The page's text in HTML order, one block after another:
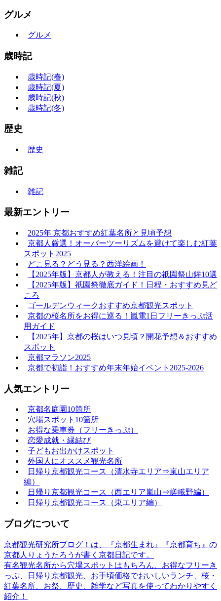
グルメ
グルメ
歳時記
歳時記(春)
歳時記(夏)
歳時記(秋)
歳時記(冬)
歴史
歴史
雑記
雑記
最新エントリー
2025年 京都おすすめ紅葉名所と見頃予想
京都人厳選！オーバーツーリズムを避けて楽しむ紅葉
スポット2025
どこ見る？どう見る？西洋絵画！
【2025年版】京都人が教える！注目の祇園祭山鉾10選
【2025年版】祇園祭徹底ガイド！日程・おすすめ見ど
ころ
ゴールデンウィークおすすめ京都観光スポット
京都の桜名所をお得に巡る！嵐電1日フリーきっぷ活
用ガイド
【2025年】京都の桜はいつ見頃？開花予想＆おすすめ
スポット
京都マラソン2025
京都で初詣！おすすめ年末年始イベント2025-2026
人気エントリー
京都名庭園10箇所
穴場スポット10箇所
お得な乗車券（フリーきっぷ）
恋愛成就・縁結び
子どもお出かけスポット
外国人にオススメ観光名所
日帰り京都観光コース（清水寺エリア⇒嵐山エリア
編）
日帰り京都観光コース（西エリア嵐山⇒嵯峨野編）
日帰り京都観光コース（東エリア編）
ブログについて
京都観光研究所ブログ！は、『京都生まれ』『京都育ち』の
京都人りょうたろうが書く京都日記です。
有名観光名所から穴場スポットはもちろん、お得なフリーき
っぷ、日帰り京都観光、お手頃価格でおいしいランチ、桜・
紅葉名所、お祭、歴史、雑学など写真を使ってわかりやすく
紹介！